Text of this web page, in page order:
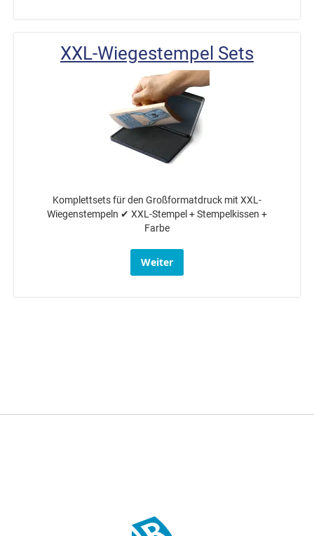
XXL-Wiegestempel Sets
Komplettsets für den Großformatdruck mit XXL-
Wiegenstempeln ✔ XXL-Stempel + Stempelkissen +
Farbe
Weiter